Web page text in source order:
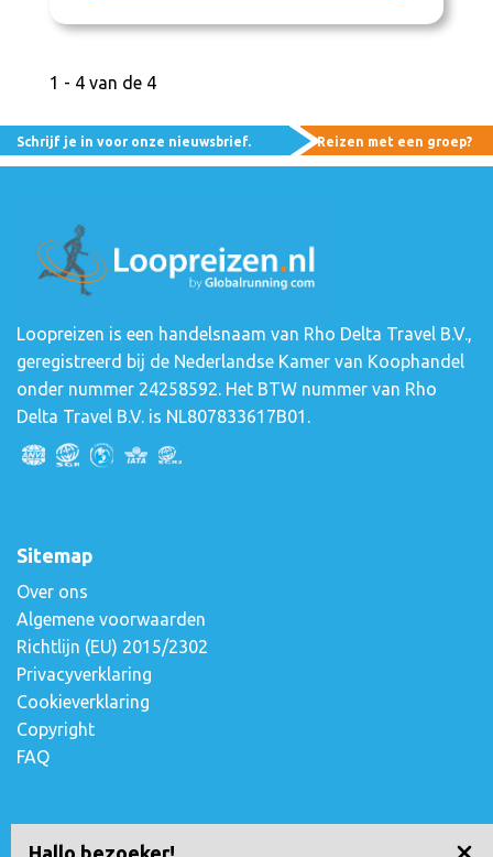
1 - 4 van de 4
Hallo bezoeker!
Schrijf je in voor onze nieuwsbrief. Reizen met een groep?
Loopreizen is een handelsnaam van Rho Delta Travel B.V.,
geregistreerd bij de Nederlandse Kamer van Koophandel
onder nummer 24258592. Het BTW nummer van Rho
Delta Travel B.V. is NL807833617B01.
Sitemap
Over ons
Algemene voorwaarden
Richtlijn (EU) 2015/2302
Privacyverklaring
Cookieverklaring
Copyright
FAQ
Contact opnemen